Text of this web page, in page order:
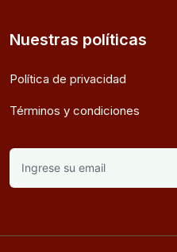
Nuestras políticas
Política de privacidad
Términos y condiciones